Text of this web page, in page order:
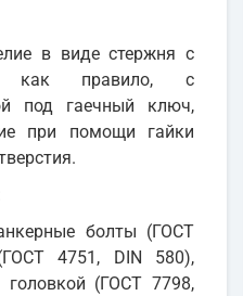
в виде стержня с
как правило, с
под гаечный ключ,
при помощи гайки
болты (ГОСТ
4751, DIN 580),
(ГОСТ 7798,